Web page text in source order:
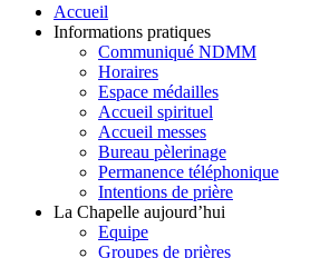
Accueil
Informations pratiques
Communiqué NDMM
Horaires
Espace médailles
Accueil spirituel
Accueil messes
Bureau pèlerinage
Permanence téléphonique
Intentions de prière
La Chapelle aujourd’hui
Equipe
Groupes de prières